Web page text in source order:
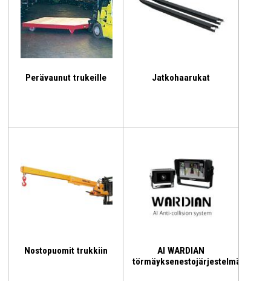
Perävaunut trukeille Jatkohaarukat
Nostopuomit trukkiin
AI WARDIAN
törmäyksenestojärjestelmä